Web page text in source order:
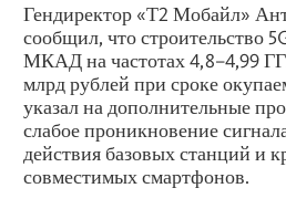
Гендиректор «Т2 Мобайл»
сообщил, что строительство
МКАД на частотах 4,8–4,99
млрд рублей при сроке
указал на дополнительные
слабое проникновение
действия базовых станций и
совместимых смартфонов.